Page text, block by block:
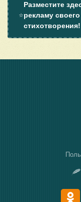
⭐
Разместите
рекламу своего
стихотворения!